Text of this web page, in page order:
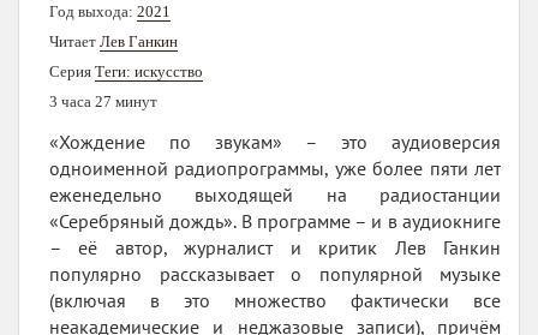
Год выхода: 2021
Читает Лев Ганкин
Серия Теги: искусство
3 часа 27 минут
«Хождение по звукам» – это аудиоверсия
одноименной радиопрограммы, уже более пяти лет
еженедельно выходящей на радиостанции
«Серебряный дождь». В программе – и в аудиокниге
– её автор, журналист и критик Лев Ганкин
популярно рассказывает о популярной музыке
(включая в это множество фактически все
неакадемические и неджазовые записи), причём